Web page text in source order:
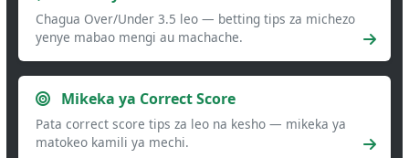
Chagua Over/Under 3.5 leo — betting tips za michezo
yenye mabao mengi au machache.
Mikeka ya Correct Score
Pata correct score tips za leo na kesho — mikeka ya
matokeo kamili ya mechi.